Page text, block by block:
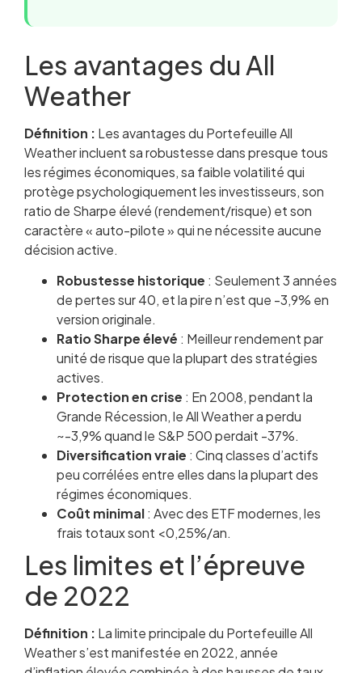
Les avantages du All
Weather
Définition : Les avantages du Portefeuille All
Weather incluent sa robustesse dans presque tous
les régimes économiques, sa faible volatilité qui
protège psychologiquement les investisseurs, son
ratio de Sharpe élevé (rendement/risque) et son
caractère « auto-pilote » qui ne nécessite aucune
décision active.
Robustesse historique : Seulement 3 années
de pertes sur 40, et la pire n’est que -3,9% en
version originale.
Ratio Sharpe élevé : Meilleur rendement par
unité de risque que la plupart des stratégies
actives.
Protection en crise : En 2008, pendant la
Grande Récession, le All Weather a perdu
~-3,9% quand le S&P 500 perdait -37%.
Diversification vraie : Cinq classes d’actifs
peu corrélées entre elles dans la plupart des
régimes économiques.
Coût minimal: Avec des ETF modernes, les
frais totaux sont <0,25%/an.
Les limites et l’épreuve
de 2022
Définition : La limite principale du Portefeuille All
Weather s’est manifestée en 2022, année